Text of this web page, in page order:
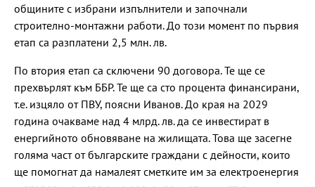
общините с избрани изпълнители и започнали
строително-монтажни работи. До този момент по първия
етап са разплатени 2,5 млн. лв.
По втория етап са сключени 90 договора. Те ще се
прехвърлят към ББР. Те ще са сто процента финансирани,
т.е. изцяло от ПВУ, поясни Иванов. До края на 2029
година очакваме над 4 млрд. лв. да се инвестират в
енергийното обновяване на жилищата. Това ще засегне
голяма част от българските граждани с дейности, които
ще помогнат да намалеят сметките им за електроенергия